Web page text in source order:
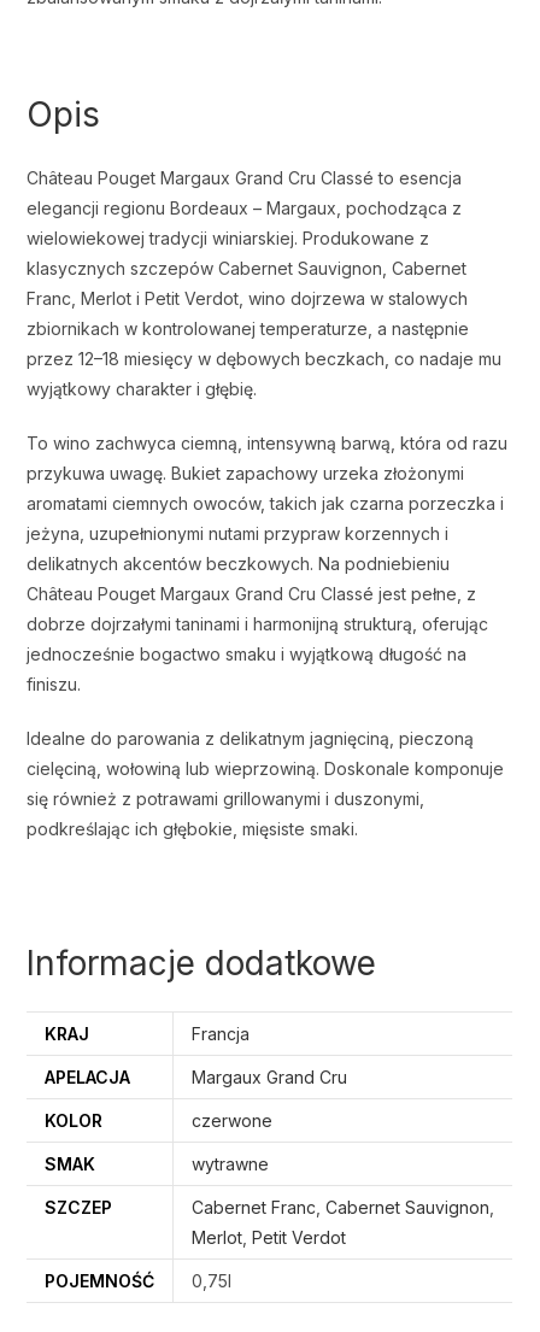
Opis
Château Pouget Margaux Grand Cru Classé to esencja
elegancji regionu Bordeaux – Margaux, pochodząca z
wielowiekowej tradycji winiarskiej. Produkowane z
klasycznych szczepów Cabernet Sauvignon, Cabernet
Franc, Merlot i Petit Verdot, wino dojrzewa w stalowych
zbiornikach w kontrolowanej temperaturze, a następnie
przez 12–18 miesięcy w dębowych beczkach, co nadaje mu
wyjątkowy charakter i głębię.
To wino zachwyca ciemną, intensywną barwą, która od razu
przykuwa uwagę. Bukiet zapachowy urzeka złożonymi
aromatami ciemnych owoców, takich jak czarna porzeczka i
jeżyna, uzupełnionymi nutami przypraw korzennych i
delikatnych akcentów beczkowych. Na podniebieniu
Château Pouget Margaux Grand Cru Classé jest pełne, z
dobrze dojrzałymi taninami i harmonijną strukturą, oferując
jednocześnie bogactwo smaku i wyjątkową długość na
finiszu.
Idealne do parowania z delikatnym jagnięciną, pieczoną
cielęciną, wołowiną lub wieprzowiną. Doskonale komponuje
się również z potrawami grillowanymi i duszonymi,
podkreślając ich głębokie, mięsiste smaki.
Informacje dodatkowe
KRAJ Francja
APELACJA Margaux Grand Cru
KOLOR czerwone
SMAK wytrawne
SZCZEP Cabernet Franc ,Cabernet Sauvignon
Merlot ,Petit Verdot
POJEMNOŚĆ 0,75l